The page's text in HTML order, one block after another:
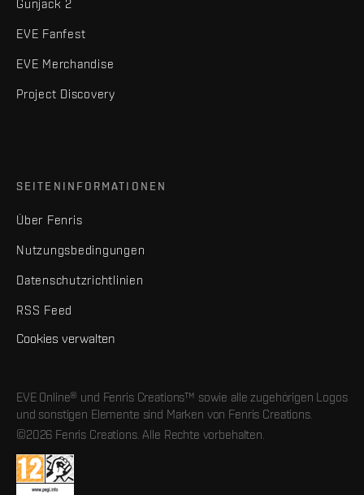
Gunjack 2
EVE Fanfest
EVE Merchandise
Project Discovery
SEITENINFORMATIONEN
Über Fenris
Nutzungsbedingungen
Datenschutzrichtlinien
RSS Feed
Cookies verwalten
EVE Online® und Fenris Creations™ sowie alle zugehörigen Logos
und sonstigen Elemente sind Marken von Fenris Creations.
©2026 Fenris Creations. Alle Rechte vorbehalten.